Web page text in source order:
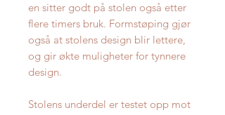
en sitter godt på stolen også etter
flere timers bruk. Formstøping gjør
også at stolens design blir lettere,
og gir økte muligheter for tynnere
design.
Stolens underdel er testet opp mot